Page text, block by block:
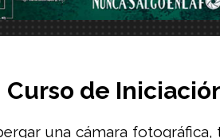
Curso de
una cámara